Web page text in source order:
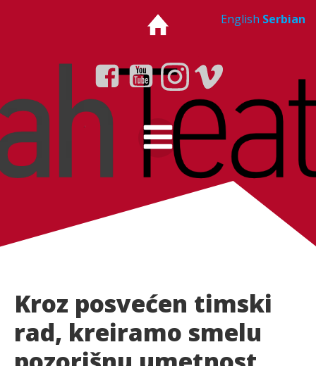
to
Kroz posvećen timski
rad, kreiramo smelu
English Serbian